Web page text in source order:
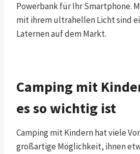
Powerbank für Ihr Smartphone.
mit ihrem ultrahellen Licht sind
Laternen auf dem Markt.
Camping mit
es so wichtig ist
Camping mit Kindern hat viele
großartige Möglichkeit, ihnen